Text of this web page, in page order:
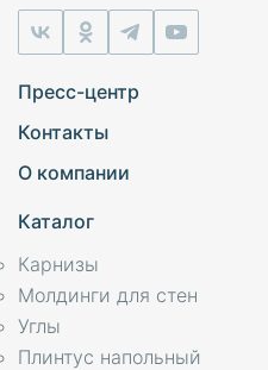
Пресс-центр
Контакты
О компании
Каталог
Карнизы
Молдинги для стен
Углы
Плинтус напольный